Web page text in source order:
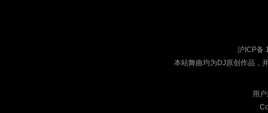
沪ICP备
本站舞曲均为DJ原创作品，
用